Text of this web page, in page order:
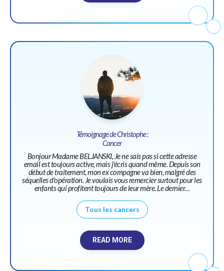
Témoignage de Christophe :
Cancer
Bonjour Madame BELJANSKI, Je ne sais pas si cette adresse
email est toujours active, mais j'écris quand même. Depuis son
début de traitement, mon ex compagne va bien, malgré des
séquelles d'opération. Je voulais vous remercier surtout pour les
enfants qui profitent toujours de leur mère. Le dernier…
Tous les cancers
READ MORE